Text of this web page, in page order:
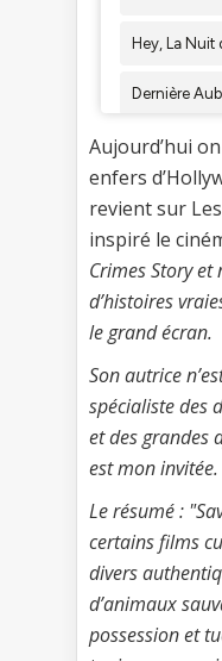
Aujourd’hui
enfers
revient sur
inspiré le
CrimesStoryet
d’histoires
le grand écran.
Son autrice
spécialiste des
et des grandes
est mon invitée.
Le résumé : "
certains films
divers
d’animaux
possession et